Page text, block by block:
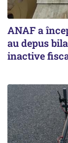
ANAF a
au depus
inactive